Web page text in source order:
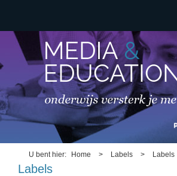
Overslaan en naar de
inhoud gaan
HOOFDMENU
U bent hier Home > Labels > Labels
Labels